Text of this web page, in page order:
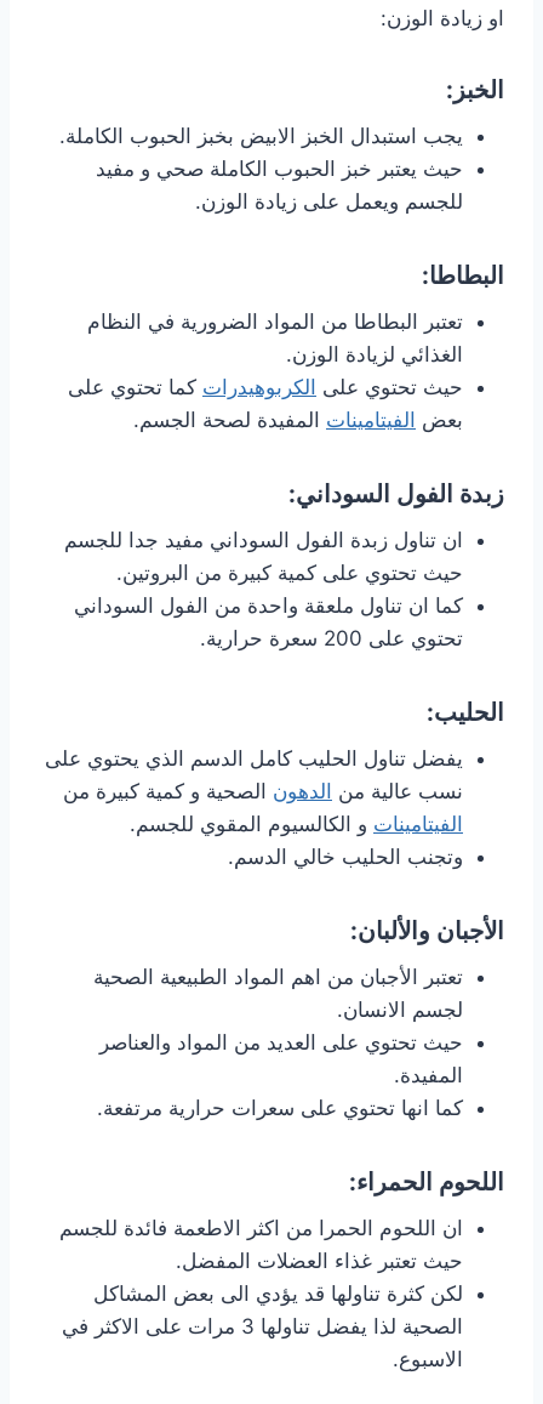
او زيادة الوزن:
الخبز:
يجب استبدال الخبز الابيض بخبز الحبوب الكاملة.
حيث يعتبر خبز الحبوب الكاملة صحي و مفيد
للجسم ويعمل على زيادة الوزن.
البطاطا:
تعتبر البطاطا من المواد الضرورية في النظام
الغذائي لزيادة الوزن.
حيث تحتوي على الكربوهيدرات كما تحتوي على
بعض الفيتامينات المفيدة لصحة الجسم.
زبدة الفول السوداني:
ان تناول زبدة الفول السوداني مفيد جدا للجسم
حيث تحتوي على كمية كبيرة من البروتين.
كما ان تناول ملعقة واحدة من الفول السوداني
تحتوي على 200 سعرة حرارية.
الحليب:
يفضل تناول الحليب كامل الدسم الذي يحتوي على
نسب عالية من الدهون الصحية و كمية كبيرة من
الفيتامينات و الكالسيوم المقوي للجسم.
وتجنب الحليب خالي الدسم.
الأجبان والألبان:
تعتبر الأجبان من اهم المواد الطبيعية الصحية
لجسم الانسان.
حيث تحتوي على العديد من المواد والعناصر
المفيدة.
كما انها تحتوي على سعرات حرارية مرتفعة.
اللحوم الحمراء:
ان اللحوم الحمرا من اكثر الاطعمة فائدة للجسم
حيث تعتبر غذاء العضلات المفضل.
لكن كثرة تناولها قد يؤدي الى بعض المشاكل
الصحية لذا يفضل تناولها 3 مرات على الاكثر في
الاسبوع.